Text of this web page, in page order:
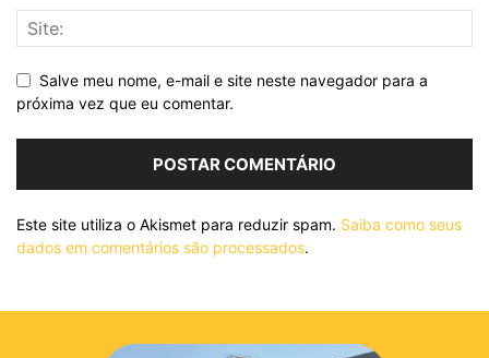
Salve meu nome, e-mail e site neste navegador para a
próxima vez que eu comentar.
Este site utiliza o Akismet para reduzir spam. Saiba como seus
dados em comentários são processados.